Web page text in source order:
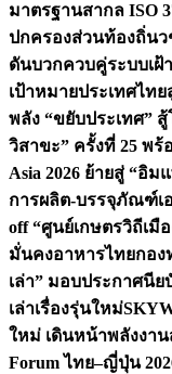
มาตรฐานสากล ISO
ปกครองส่วนท้องถิ่นว
ดันบวกควบคู่ระบบเฝ้
เป้าหมายประเทศไท
พลัง “ขยับประเทศ”
วิสาขะ” ครั้งที่ 25 พ
Asia 2026 ย้ายสู่ “อิ
การผลิต-บรรจุภัณฑ์เ
off “ศูนย์เกษตรวิถีเมื
มั่นคงอาหารไทยกอง
เล่า” มอบประกาศนี
เล่าเรื่องรุ่นใหม่
ใหม่ เดินหน้าพลังงา
Forum ไทย–ญี่ปุ่น